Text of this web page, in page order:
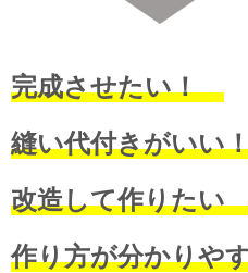
完成させたい！
縫い代付きがいい
改造して作りた
作り方が分かりや